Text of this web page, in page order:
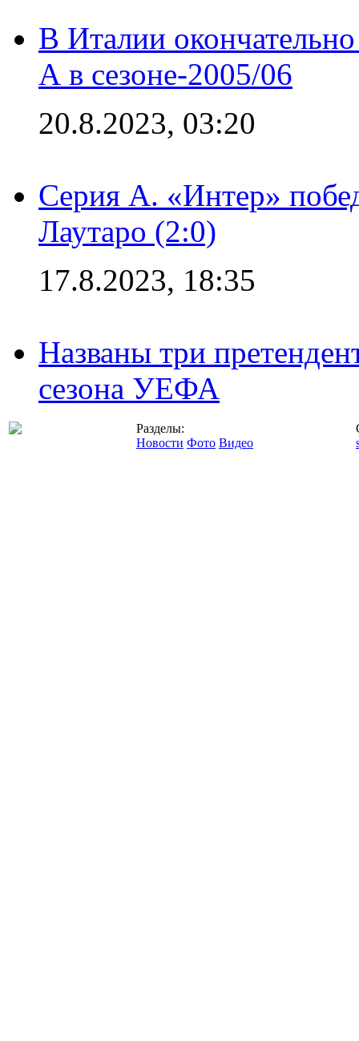
В Италии
А в сезоне-2005/06
20.8.2023, 03:20
Серия А. «Интер»
Лаутаро (2:0)
17.8.2023, 18:35
Названы три
сезона УЕФА
Разделы:
Новости Фото Видео